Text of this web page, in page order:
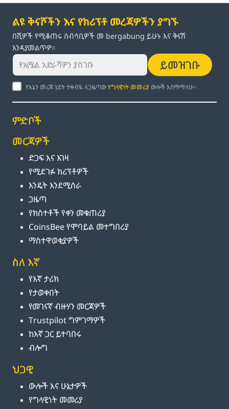
ልዩ ቅናሾችን እና የክሪፕቶ መረጃዎችን ያግኙ
በሺዎች የሚቆጠሩ ሰብሳቢዎች መ bergabung ይሁኑ እና ቅናሽ
እንዳያመልጥዎ።
ይመዝገቡ
የእኔን መረጃ ሂደት ተቀብዬ ለጋዜጣውየግላዊነት መመሪያ ውሎች እስማማለሁ።
ምድቦች
መርጃዎች
ድጋፍ እና እገዛ
የሚደገፉ ክሪፕቶዎች
እንዴት እንደሚሰራ
ጋዜጣ
የክስተቶች የቀን መቁጠሪያ
CoinsBee የሞባይል መተግበሪያ
ማስተዋወቂያዎች
ስለ እኛ
የእኛ ታሪክ
የታወቀበት
የመገናኛ ብዙሃን መርጃዎች
Trustpilot ግምገማዎች
ከእኛ ጋር ይተባበሩ
ብሎግ
ህጋዊ
ውሎች እና ሁኔታዎች
የግላዊነት መመሪያ